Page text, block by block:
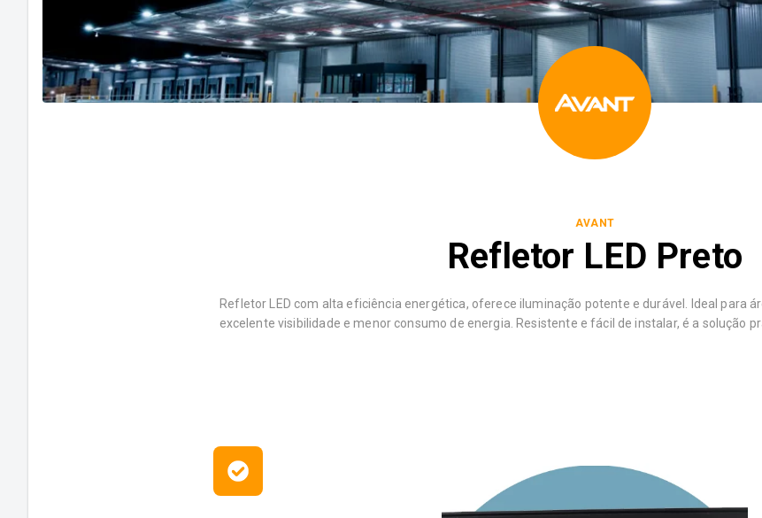
AVANT
Refletor LED Preto
Refletor LED com alta eficiência energética, oferece iluminação potente e durável. Ideal para
excelente visibilidade e menor consumo de energia. Resistente e fácil de instalar, é a solução